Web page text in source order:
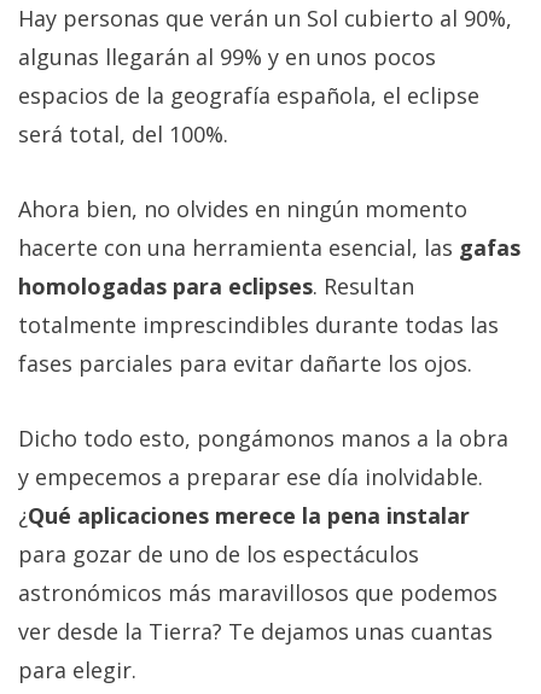
Hay personas que verán un Sol cubierto al 90%,
algunas llegarán al 99% y en unos pocos
espacios de la geografía española, el eclipse
será total, del 100%.
Ahora bien, no olvides en ningún momento
hacerte con una herramienta esencial, las gafas
homologadas para eclipses. Resultan
totalmente imprescindibles durante todas las
fases parciales para evitar dañarte los ojos.
Dicho todo esto, pongámonos manos a la obra
y empecemos a preparar ese día inolvidable.
¿Qué aplicaciones merece la pena instalar
para gozar de uno de los espectáculos
astronómicos más maravillosos que podemos
ver desde la Tierra? Te dejamos unas cuantas
para elegir.